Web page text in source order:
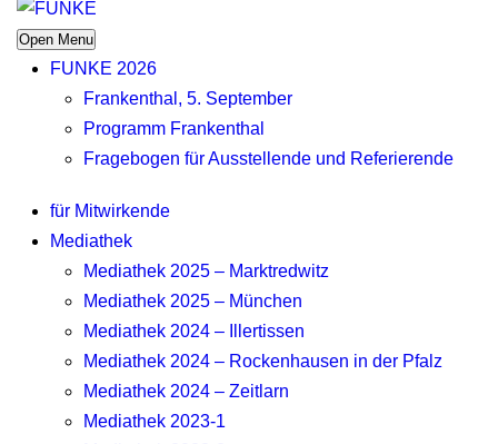
Open Menu
FUNKE 2026
Frankenthal, 5. September
Programm Frankenthal
Fragebogen für Ausstellende und Referierende
für Mitwirkende
Mediathek
Mediathek 2025 – Marktredwitz
Mediathek 2025 – München
Mediathek 2024 – Illertissen
Mediathek 2024 – Rockenhausen in der Pfalz
Mediathek 2024 – Zeitlarn
Mediathek 2023-1